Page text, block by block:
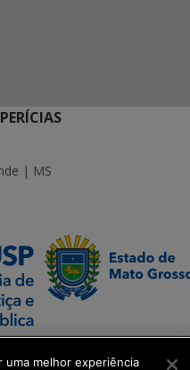
| MS
uma melhor experiência